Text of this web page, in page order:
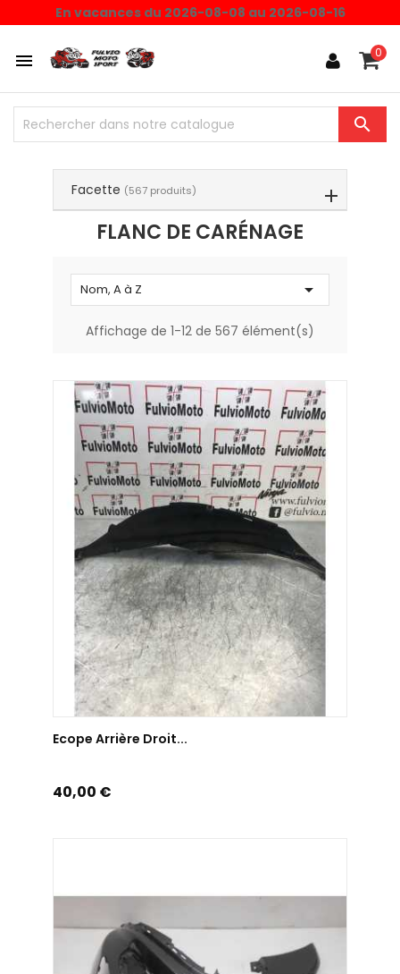
En vacances du 2026-08-08 au 2026-08-16
 0

Facette (567 produits)
FLANC DE CARÉNAGE
Nom, A à Z 
Affichage de 1-12 de 567 élément(s)
AJOUTER AU PANIER
Ecope Arrière Droit...
Prix
40,00 €
Choisissez une valeur...